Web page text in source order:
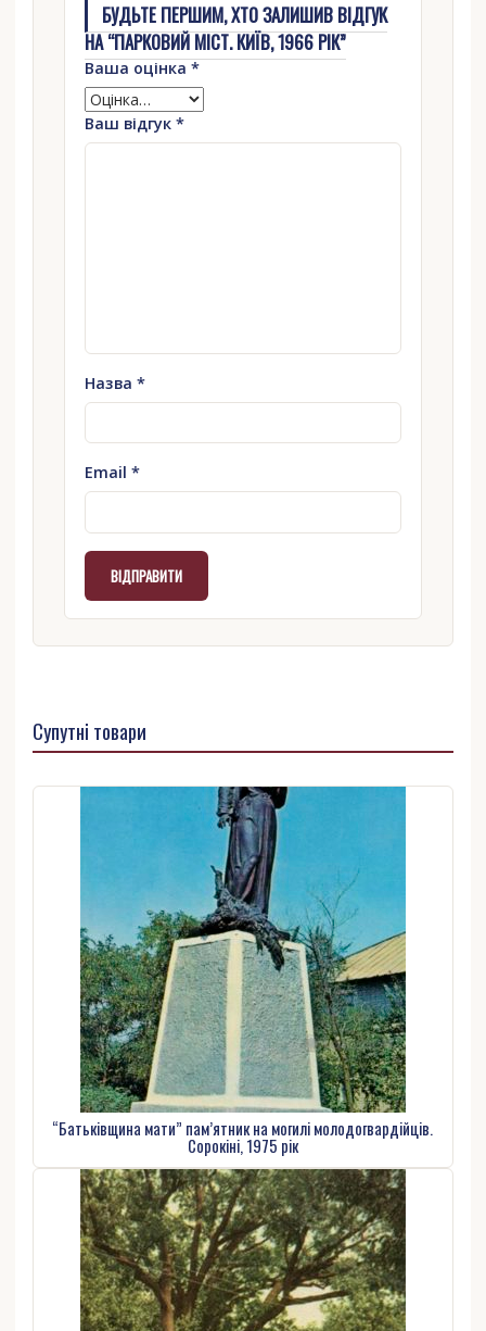
БУДЬТЕ ПЕРШИМ, ХТО ЗАЛИШИВ ВІДГУК
НА “ПАРКОВИЙ МІСТ. КИЇВ, 1966 РІК”
Ваша оцінка *
Ваш відгук *
Назва *
Email *
Супутні товари
“Батьківщина мати” пам’ятник на могилі молодогвардійців.
Сорокіні, 1975 рік